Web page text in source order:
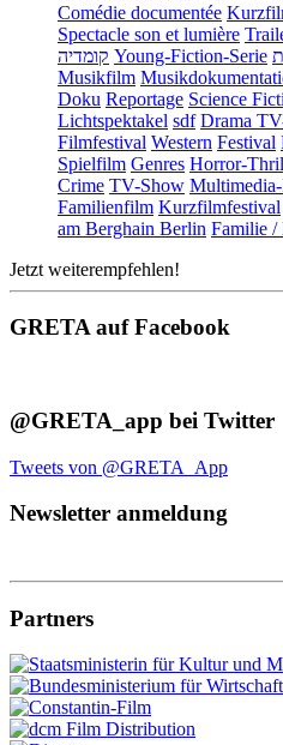
Comédie documentée
Spectacle son et lumière
קומדיה Young-Fiction-Serie
Musikfilm
Doku Reportage Science
Lichtspektakel sdf Drama
Filmfestival Western Festival
Spielfilm Genres Horror-
Crime TV-Show
Familienfilm Kurzfilmfestival
am Berghain Berlin Familie /
Jetzt weiterempfehlen!
GRETA auf Facebook
@GRETA_app bei Twitter
Tweets von @GRETA_App
Newsletter anmeldung
Partners